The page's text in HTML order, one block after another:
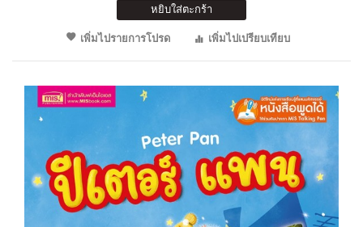
หยิบใส่ตะกร้า
เพิ่มไปรายการโปรด
เพิ่มไปเปรียบเทียบ